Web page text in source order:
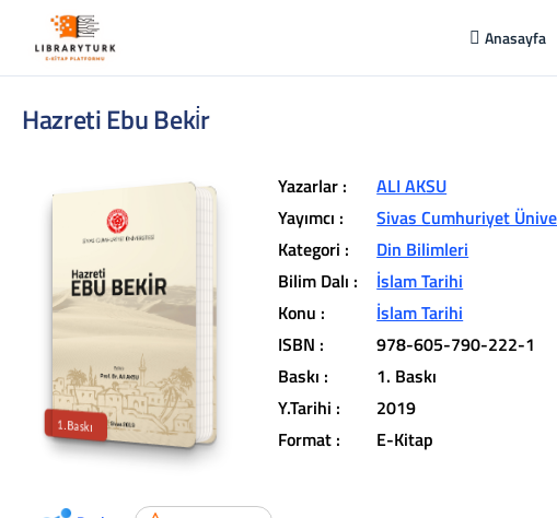
Anasayfa
Hazreti Ebu Beki̇r
1.Baskı
L
ib
r
a
r
y
t
ü
r
k
lit
e
r
a
t
ü
r
a
v
u
c
u
n
u
z
u
n
iç
in
d
e
Yazarlar :
ALI AKSU
Yayımcı :
Sivas Cumhuriyet
Kategori :
Din Bilimleri
Bilim Dalı :
İslam Tarihi
Konu :
İslam Tarihi
ISBN :
978-605-790-222-1
Baskı :
1. Baskı
Y.Tarihi :
2019
Format :
E-Kitap